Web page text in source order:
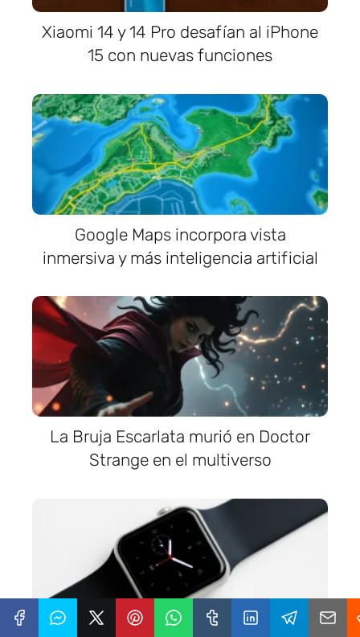
Xiaomi 14 y 14 Pro desafían al iPhone
15 con nuevas funciones
Google Maps incorpora vista
inmersiva y más inteligencia artificial
La Bruja Escarlata murió en Doctor
Strange en el multiverso